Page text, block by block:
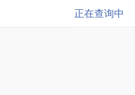
正在查询中